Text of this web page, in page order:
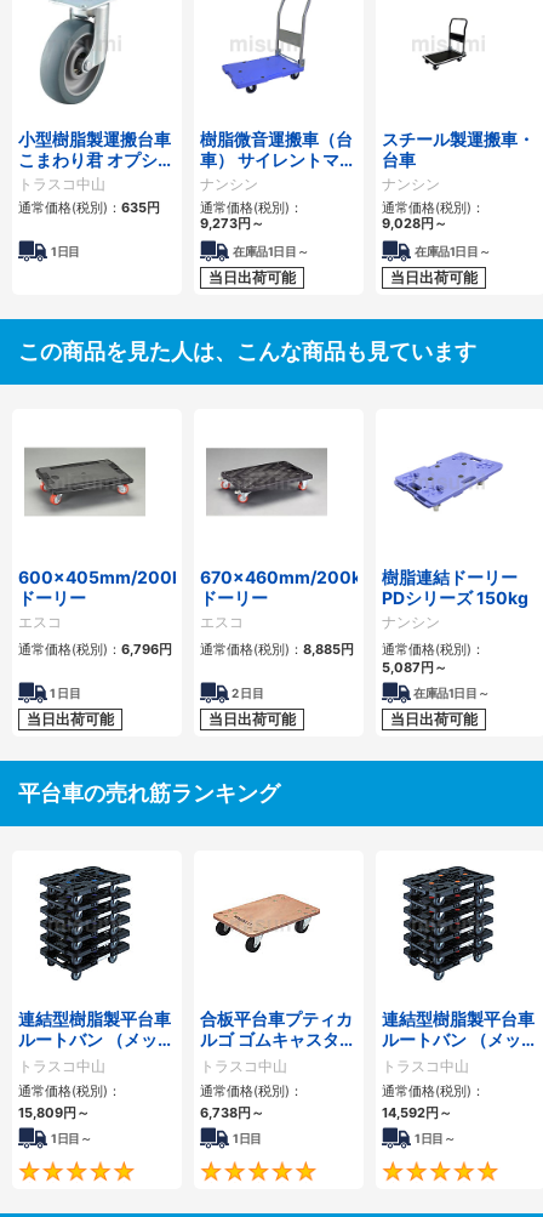
小型樹脂製運搬台車
こまわり君 オプショ
ン部品 キャスタ
トラスコ中山
通常価格(税別)： 635円
1日目
樹脂微音運搬車（台
車） サイレントマス
ター
ナンシン
通常価格(税別)：
9,273円 ～
在庫品1日目～
当日出荷可能
スチール製運搬車・
台車
ナンシン
通常価格(税別)：
9,028円 ～
在庫品1日目～
当日出荷可能
この商品を見た人は、こんな商品も見ています
600x405mm/200kg
ドーリー
エスコ
通常価格(税別)： 6,796円
1 日目
当日出荷可能
670x460mm/200kg
ドーリー
エスコ
通常価格(税別)： 8,885円
2日目
当日出荷可能
樹脂連結ドーリー
PDシリーズ 150kg
ナンシン
通常価格(税別)：
5,087円 ～
在庫品1日目～
当日出荷可能
平台車の売れ筋ランキング
連結型樹脂製平台車
ルートバン （メッシ
ュタイプ）（まとめ
買い） オール自在タ
イプ
トラスコ中山
通常価格(税別)：
15,809円 ～
1日目～
5
合板平台車プティカ
ルゴ ゴムキャスター
仕様
トラスコ中山
通常価格(税別)：
6,738円 ～
1日目
5
連結型樹脂製平台車
ルートバン （メッシ
ュタイプ）（まとめ
買い） 自在・固定タ
イプ
トラスコ中山
通常価格(税別)：
14,592円 ～
1日目～